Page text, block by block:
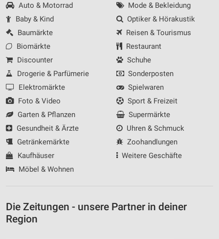
Auto & Motorrad
Baby & Kind
Baumärkte
Biomärkte
Discounter
Drogerie & Parfümerie
Elektromärkte
Foto & Video
Garten & Pflanzen
Gesundheit & Ärzte
Getränkemärkte
Kaufhäuser
Möbel & Wohnen
Mode & Bekleidung
Optiker & Hörakustik
Reisen & Tourismus
Restaurant
Schuhe
Sonderposten
Spielwaren
Sport & Freizeit
Supermärkte
Uhren & Schmuck
Zoohandlungen
Weitere Geschäfte
Die Zeitungen - unsere Partner in deiner
Region